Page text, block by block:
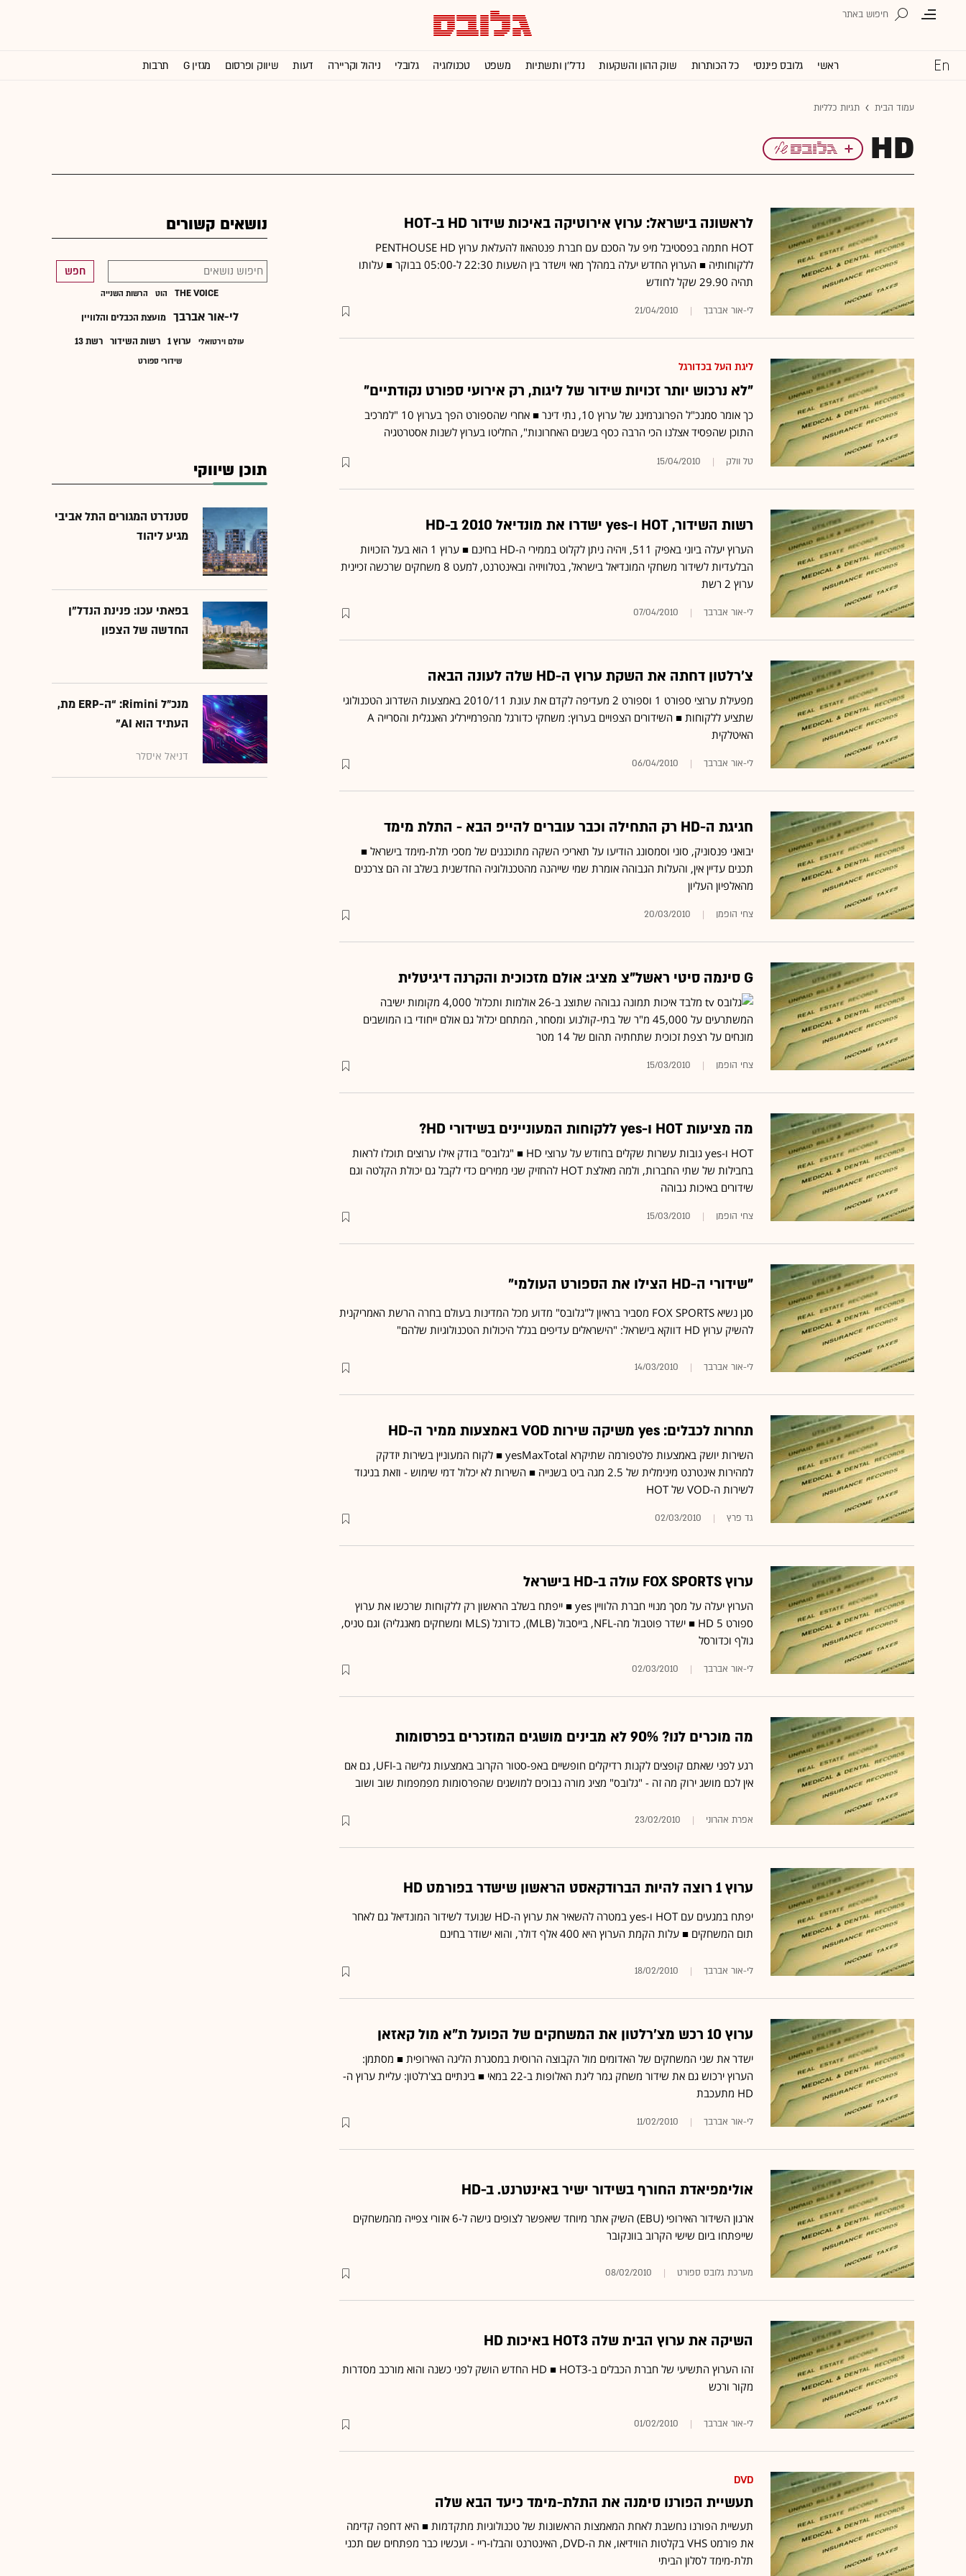
ראשי גלובס פיננסי כל הכותרות שוק ההון והשקעות נדל''ן ותשתיות משפט טכנולוגיה גלובלי ניהול וקריירה דעות שיווק ופרסום מגזין G תרבות
עמוד הבית תגיות כלליות
HD
לראשונה בישראל: ערוץ אירוטיקה באיכות שידור HD ב-HOT
HOT חתמה בפסטיבל מיפ על הסכם עם חברת פנטהאוז להעלאת ערוץ PENTHOUSE HD
ללקוחותיה ■ הערוץ החדש יעלה במהלך מאי וישדר בין השעות 22:30 ל-05:00 בבוקר ■ עלותו
תהיה 29.90 שקל לחודש
לי-אור אברבך 21/04/2010
ליגת העל בכדורגל
"לא נרכוש יותר זכויות שידור של ליגות, רק אירועי ספורט נקודתיים"
כך אומר סמנכ"ל הפרוגרמינג של ערוץ 10, נתי דינר ■ אחרי שהספורט הפך בערוץ 10 "למרכיב
התוכן שהפסיד אצלנו הכי הרבה כסף בשנים האחרונות", החליטו בערוץ לשנות אסטרטגיה
טל וולק 15/04/2010
רשות השידור, HOT ו-yes ישדרו את מונדיאל 2010 ב-HD
הערוץ יעלה ביוני באפיק 511, ויהיה ניתן לקלוט בממירי ה-HD בחינם ■ ערוץ 1 הוא בעל הזכויות
הבלעדיות לשידור משחקי המונדיאל בישראל, בטלוויזיה ובאינטרנט, למעט 8 משחקים שרכשה זכיינית
ערוץ 2 רשת
לי-אור אברבך 07/04/2010
צ'רלטון דחתה את השקת ערוץ ה-HD שלה לעונה הבאה
מפעילת ערוצי ספורט 1 וספורט 2 מעדיפה לקדם את עונת 2010/11 באמצעות השדרוג הטכנולוגי
שתציע ללקוחות ■ השידורים הצפויים בערוץ: משחקי כדורגל מהפרמיירליג האנגלית והסרייה A
האיטלקית
לי-אור אברבך 06/04/2010
חגיגת ה-HD רק התחילה וכבר עוברים להייפ הבא - התלת מימד
יבואני פנסוניק, סוני וסמסונג הודיעו על תאריכי השקה מתוכננים של מסכי תלת-מימד בישראל ■
תכנים עדיין אין, והעלות הגבוהה אומרת שמי שייהנה מהטכנולוגיה החדשנית בשלב זה הם צרכנים
מהאלפיון העליון
צחי הופמן 20/03/2010
G סינמה סיטי ראשל"צ מציג: אולם מזכוכית והקרנה דיגיטלית
מלבד איכות תמונה גבוהה שתוצג ב-26 אולמות ותכלול 4,000 מקומות ישיבה
המשתרעים על 45,000 מ"ר של בתי-קולנוע ומסחר, המתחם יכלול גם אולם ייחודי בו המושבים
מונחים על רצפת זכוכית שתחתיה תהום של 14 מטר
צחי הופמן 15/03/2010
מה מציעות HOT ו-yes ללקוחות המעוניינים בשידורי HD?
HOT ו-yes גובות עשרות שקלים בחודש על ערוצי HD ■ "גלובס" בודק אילו ערוצים תוכלו לראות
בחבילות של שתי החברות, ולמה מאלצת HOT להחזיק שני ממירים כדי לקבל גם יכולת הקלטה וגם
שידורים באיכות גבוהה
צחי הופמן 15/03/2010
"שידורי ה-HD הצילו את הספורט העולמי"
סגן נשיא ‏FOX SPORTS‏ מסביר בראיון ל"גלובס" מדוע מכל המדינות בעולם בחרה הרשת האמריקנית
להשיק ערוץ ‏‏HD‏ דווקא בישראל: "הישראלים עדיפים בגלל היכולות הטכנולוגיות שלהם"
לי-אור אברבך 14/03/2010
תחרות לכבלים: yes משיקה שירות VOD באמצעות ממיר ה-HD
השירות יושק באמצעות פלטפורמה שתיקרא yesMaxTotal ■ לקוח המעוניין בשירות יזדקק
למהירות אינטרנט מינימלית של 2.5 מגה ביט בשנייה ■ השירות לא יכלול דמי שימוש - וזאת בניגוד
לשירות ה-VOD של HOT
גד פרץ 02/03/2010
ערוץ FOX SPORTS עולה ב-HD בישראל
הערוץ יעלה על מסך מנויי חברת הלוויין ‏yes‏ ■ ייפתח בשלב הראשון רק ללקוחות שרכשו את ערוץ
ספורט 5 HD ■ ישדר פוטבול מה-NFL, בייסבול (MLB), כדורגל (MLS ומשחקים מאנגליה) וגם טניס,
גולף וכדורסל
לי-אור אברבך 02/03/2010
מה מוכרים לנו? 90% לא מבינים מושגים המוזכרים בפרסומות
רגע לפני שאתם קופצים לקנות רדיקלים חופשיים באפ-סטור הקרוב באמצעות גלישה ב-UFI, גם אם
אין לכם מושג ירוק מה זה - "גלובס" מציג מורה נבוכים למושגים שהפרסומות מפמפמות שוב ושוב
אפרת אהרוני 23/02/2010
ערוץ 1 רוצה להיות הברודקאסט הראשון שישדר בפורמט HD
יפתח במגעים עם HOT ו-yes במטרה להשאיר את ערוץ ה-HD שנועד לשידור המונדיאל גם לאחר
תום המשחקים ■ עלות הקמת הערוץ היא 400 אלף דולר, והוא ישודר בחינם
לי-אור אברבך 18/02/2010
ערוץ 10 רכש מצ'רלטון את המשחקים של הפועל ת"א מול קאזאן
ישדר את שני המשחקים של האדומים מול הקבוצה הרוסית במסגרת הליגה האירופית ■ מסתמן:
הערוץ ירכוש גם את שידור משחק גמר ליגת האלופות ב-22 במאי ■ בינתיים בצ'רלטון: עליית ערוץ ה-
HD מתעכבת
לי-אור אברבך 11/02/2010
אולימפיאדת החורף בשידור ישיר באינטרנט. ב-HD
ארגון השידור האירופי (EBU) השיק אתר מיוחד שיאפשר לצופים גישה ל-6 אזורי צפייה מהמשחקים
שייפתחו ביום שישי הקרוב בוונקובר
מערכת גלובס ספורט 08/02/2010
השיקה את ערוץ הבית שלה HOT3 באיכות HD
זהו הערוץ התשיעי של חברת הכבלים ב-HD ■ HOT3 החדש הושק לפני כשנה והוא מורכב מסדרות
מקור ורכש
לי-אור אברבך 01/02/2010
DVD
תעשיית הפורנו סימנה את התלת-מימד כיעד הבא שלה
תעשיית הפורנו נחשבת לאחת המאמצות הראשונות של טכנולוגיות מתקדמות ■ היא דחפה קדימה
את פורמט VHS בקלטות הווידיאו, את ה-DVD, האינטרנט והבלו-ריי - ועכשיו כבר מפתחים שם תכני
תלת-מימד לסלון הביתי
נושאים קשורים
חפש
הוט הרשות השנייה
לי-אור אברבך מועצת הכבלים והלוויין
עולם וירטואלי ערוץ 1 רשות השידור רשת 13
שידורי ספורט
תוכן שיווקי
סטנדרט המגורים התל אביבי
מגיע ליהוד
בפאתי עכו: פנינת הנדל"ן
החדשה של הצפון
מנכ״ל Rimini: “ה-ERP מת,
העתיד הוא AI"
דניאל איסלר